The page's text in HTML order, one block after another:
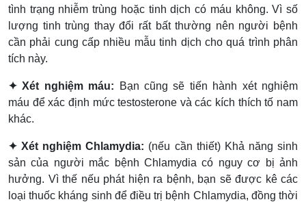
tình trạng nhiễm trùng hoặc tinh dịch có máu không. Vì số
lượng tinh trùng thay đổi rất bất thường nên người bệnh
cần phải cung cấp nhiều mẫu tinh dịch cho quá trình phân
tích này.
✦ Xét nghiệm máu: Bạn cũng sẽ tiến hành xét nghiệm
máu để xác định mức testosterone và các kích thích tố nam
khác.
✦ Xét nghiệm Chlamydia: (nếu cần thiết) Khả năng sinh
sản của người mắc bệnh Chlamydia có nguy cơ bị ảnh
hưởng. Vì thế nếu phát hiện ra bệnh, bạn sẽ được kê các
loại thuốc kháng sinh để điều trị bệnh Chlamydia, đồng thời